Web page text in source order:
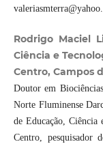
Rodrigo Maciel
Ciência e
Centro, Campos
Doutor em
Norte Fluminense
de Educação, Ciência
Centro, pesquisador